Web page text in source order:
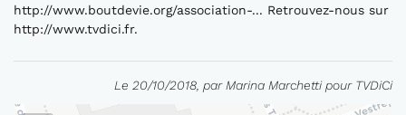
http://www.boutdevie.org/association-... Retrouvez-nous sur
http://www.tvdici.fr.
Le 20/10/2018, par Marina Marchetti pour TVDiCi